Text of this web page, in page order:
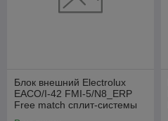
Блок внешний Electrolux
EACO/I-42 FMI-5/N8_ERP
Free match сплит-системы